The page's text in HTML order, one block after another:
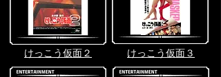
けっこう仮面３
けっこう仮面２